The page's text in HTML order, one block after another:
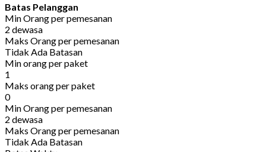
Batas Pelanggan
Min Orang per pemesanan
2 dewasa
Maks Orang per pemesanan
Tidak Ada Batasan
Min orang per paket
1
Maks orang per paket
0
Min Orang per pemesanan
2 dewasa
Maks Orang per pemesanan
Tidak Ada Batasan